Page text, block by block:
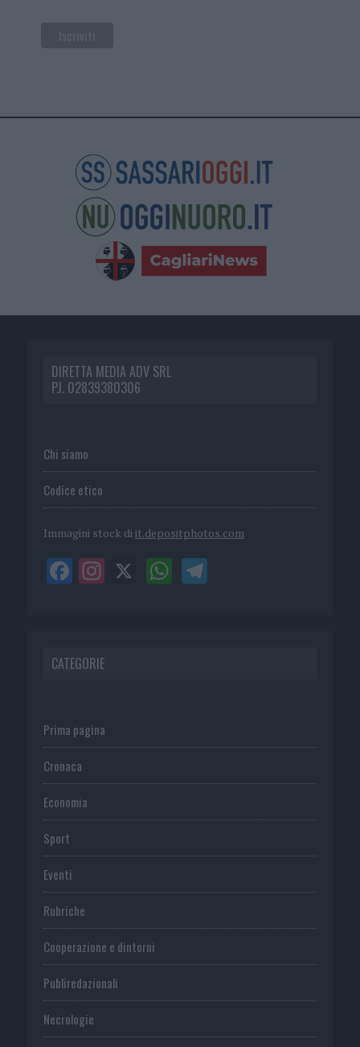
DIRETTA MEDIA ADV SRL
P.I. 02839380306
Chi siamo
Codice etico
Immagini stock di it.depositphotos.com
CATEGORIE
Prima pagina
Cronaca
Economia
Sport
Eventi
Rubriche
Cooperazione e dintorni
Publiredazionali
Necrologie